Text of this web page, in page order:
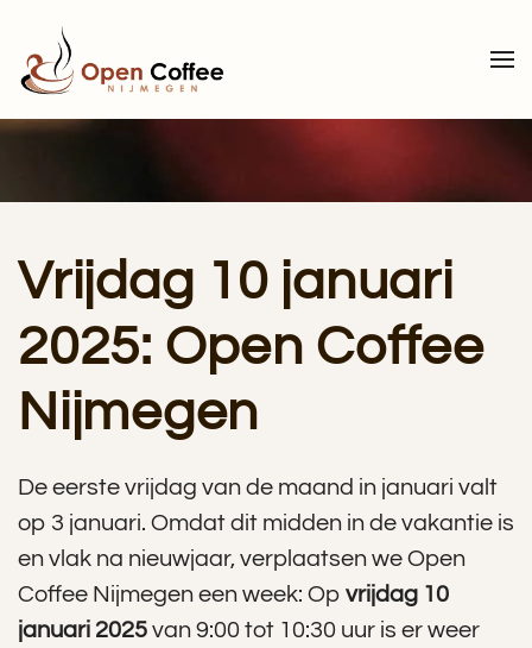
Terug naar hoofdinhoud
Vrijdag 10 januari
2025: Open Coffee
Nijmegen
De eerste vrijdag van de maand in januari valt
op 3 januari. Omdat dit midden in de vakantie is
en vlak na nieuwjaar, verplaatsen we Open
Coffee Nijmegen een week: Op vrijdag 10
januari 2025 van 9:00 tot 10:30 uur is er weer